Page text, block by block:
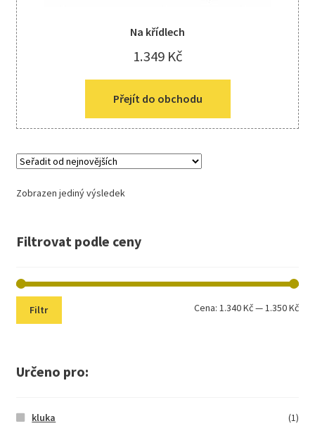
Na křídlech
1.349 Kč
Přejít do obchodu
Zobrazen jediný výsledek
Filtrovat podle ceny
Filtr Cena: 1.340 Kč— 1.350 Kč
Určeno pro:
kluka (1)